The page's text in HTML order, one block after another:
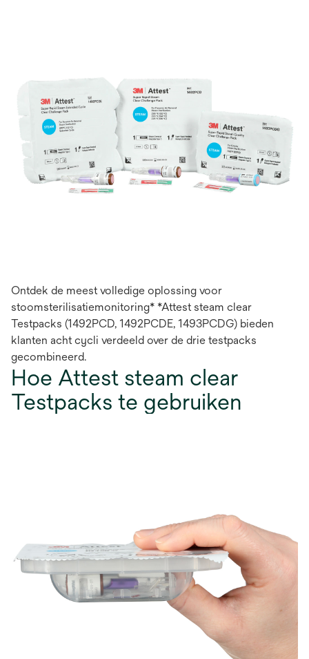
Ontdek de meest volledige oplossing voor
stoomsterilisatiemonitoring* *Attest steam clear
Testpacks (1492PCD, 1492PCDE, 1493PCDG) bieden
klanten acht cycli verdeeld over de drie testpacks
gecombineerd.
Hoe Attest steam clear
Testpacks te gebruiken